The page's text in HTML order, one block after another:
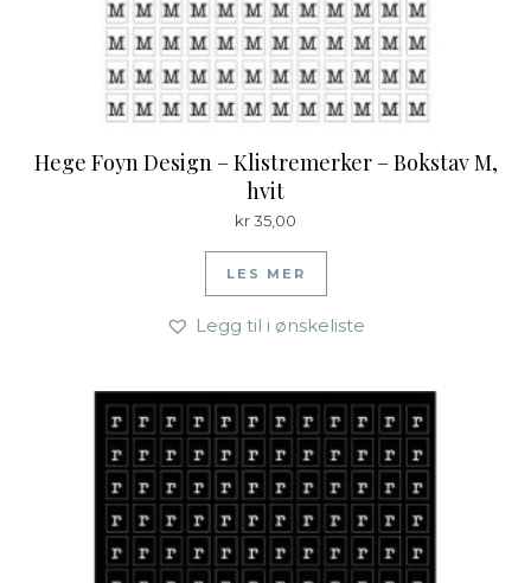
Hege Foyn Design – Klistremerker – Bokstav M,
hvit
kr35,00
LES MER
Legg til i ønskeliste